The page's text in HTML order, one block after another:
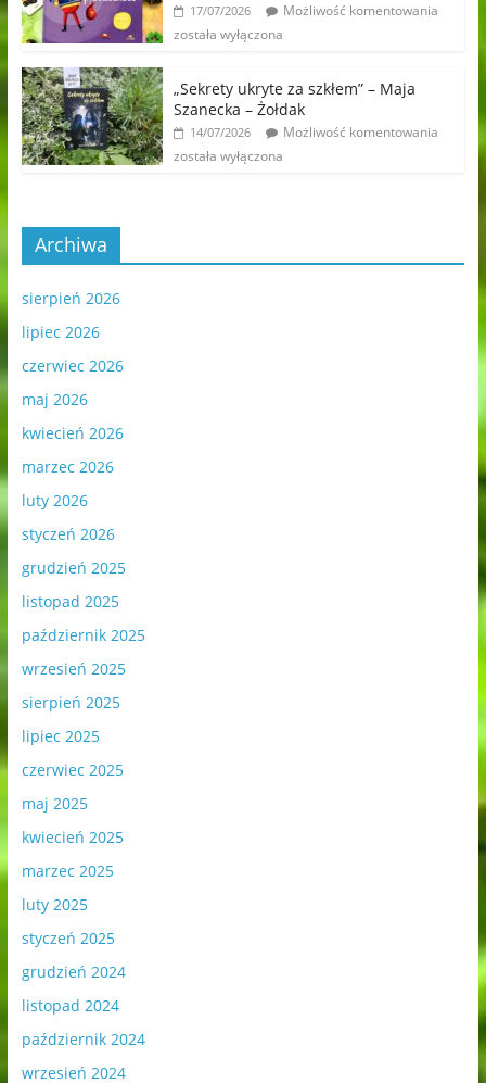
17/07/2026
Możliwość komentowania
została wyłączona
„Sekrety ukryte za szkłem” – Maja
Szanecka – Żołdak
14/07/2026
Możliwość komentowania
została wyłączona
Archiwa
sierpień 2026
lipiec 2026
czerwiec 2026
maj 2026
kwiecień 2026
marzec 2026
luty 2026
styczeń 2026
grudzień 2025
listopad 2025
październik 2025
wrzesień 2025
sierpień 2025
lipiec 2025
czerwiec 2025
maj 2025
kwiecień 2025
marzec 2025
luty 2025
styczeń 2025
grudzień 2024
listopad 2024
październik 2024
wrzesień 2024